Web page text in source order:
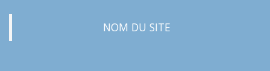
NOM DU SITE